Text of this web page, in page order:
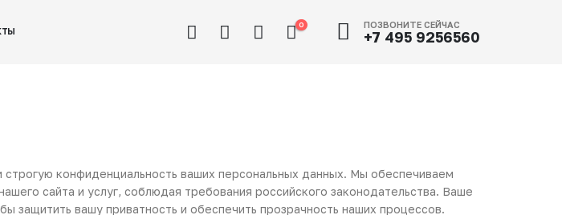
0 ПОЗВОНИТЕ СЕЙЧАС
+7 495 9256560
конфиденциальность ваших персональных данных. Мы обеспечиваем
сайта и услуг, соблюдая требования российского законодательства. Ваше
вашу приватность и обеспечить прозрачность наших процессов.